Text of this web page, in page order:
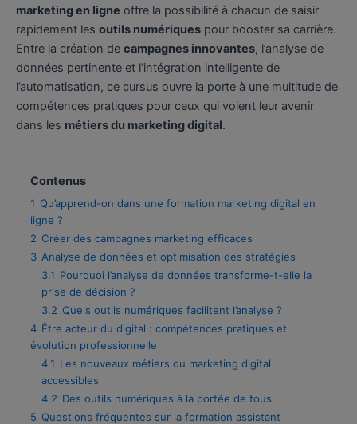
marketing en ligne offre la possibilité à chacun de saisir
rapidement les outils numériques pour booster sa carrière.
Entre la création de campagnes innovantes, l’analyse de
données pertinente et l’intégration intelligente de
l’automatisation, ce cursus ouvre la porte à une multitude de
compétences pratiques pour ceux qui voient leur avenir
dans les métiers du marketing digital.
Contenus
1 Qu’apprend-on dans une formation marketing digital en
ligne ?
2 Créer des campagnes marketing efficaces
3 Analyse de données et optimisation des stratégies
3.1 Pourquoi l’analyse de données transforme-t-elle la
prise de décision ?
3.2 Quels outils numériques facilitent l’analyse ?
4 Être acteur du digital : compétences pratiques et
évolution professionnelle
4.1 Les nouveaux métiers du marketing digital
accessibles
4.2 Des outils numériques à la portée de tous
5 Questions fréquentes sur la formation assistant